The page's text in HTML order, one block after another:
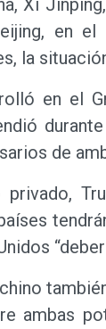
Xi
en
la
en el
de
privado,
ambas